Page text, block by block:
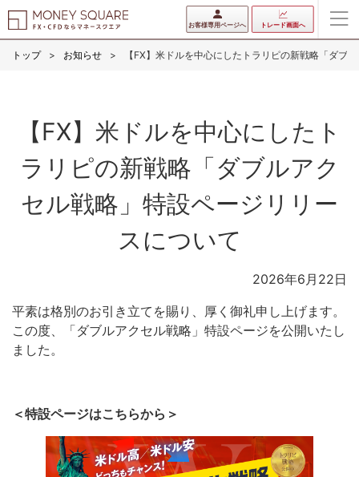
お客様専用ページへ トレード画面へ
トップ お知らせ 【FX】米ドルを中心にしたトラリピの新戦略「ダブ
【FX】米ドルを中心にしたト
ラリピの新戦略「ダブルアク
セル戦略」特設ページリリー
スについて
2026年6月22日
平素は格別のお引き立てを賜り、厚く御礼申し上げます。
この度、「ダブルアクセル戦略」特設ページを公開いたし
ました。
＜特設ページはこちらから＞